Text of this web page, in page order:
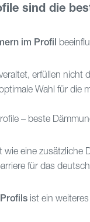
sind die
im Profil
erfüllen nicht
Wahl für die
– beste
eine zusätzliche
für das
ist ein